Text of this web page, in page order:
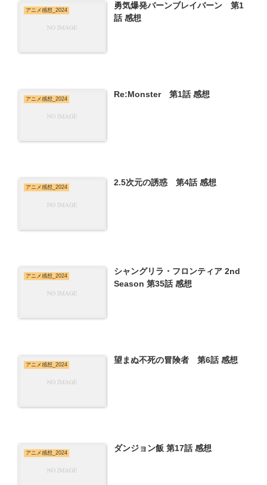
アニメ感想_2024
勇気爆発バーンブレイバーン 第1
話 感想
アニメ感想_2024 Re:Monster 第1話 感想
アニメ感想_2024 2.5次元の誘惑 第4話 感想
アニメ感想_2024
シャングリラ・フロンティア 2nd
Season 第35話 感想
アニメ感想_2024 望まぬ不死の冒険者 第6話 感想
アニメ感想_2024 ダンジョン飯 第17話 感想